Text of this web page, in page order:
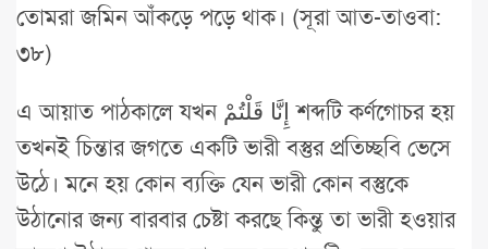
তোমরা জমিন আঁকড়ে পড়ে থাক। (সূরা আত-তাওবা:
৩৮)
এ আয়াত পাঠকালে যখন إِنَّا قَلْتُمْ শব্দটি কর্ণগোচর হয়
তখনই চিন্তার জগতে একটি ভারী বস্তুর প্রতিচ্ছবি ভেসে
উঠে। মনে হয় কোন ব্যক্তি যেন ভারী কোন বস্তুকে
উঠানোর জন্য বারবার চেষ্টা করছে কিন্তু তা ভারী হওয়ার